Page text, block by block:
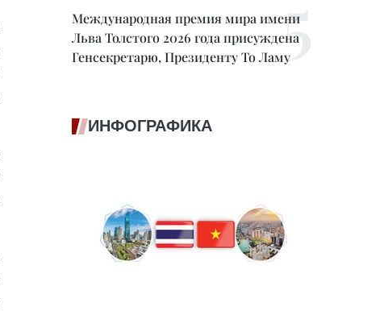
Международная премия мира имени
Льва Толстого 2026 года присуждена
Генсекретарю, Президенту То Ламу
ИНФОГРАФИКА